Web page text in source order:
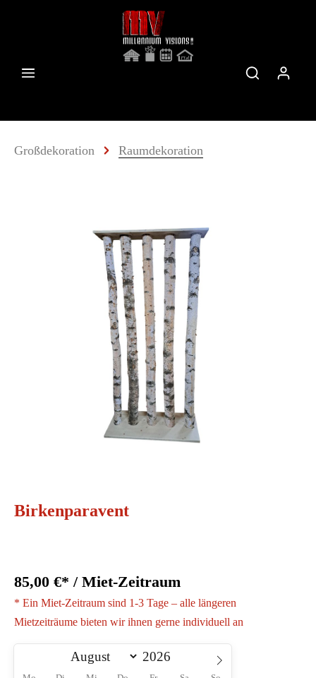
Großdekoration Raumdekoration
Birkenparavent
85,00 €* / Miet-Zeitraum
* Ein Miet-Zeitraum sind 1-3 Tage – alle längeren
Mietzeiträume bieten wir ihnen gerne individuell an